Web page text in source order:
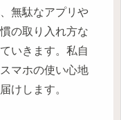
無駄なアプリや
の取り入れ方な
いきます。私自
マホの使い心地
けします。